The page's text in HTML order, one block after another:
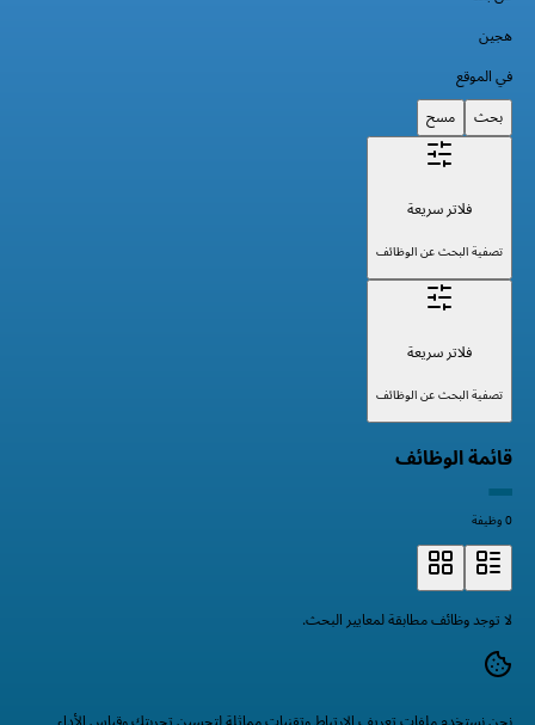
هجين
في الموقع
بحث
مسح
فلاتر سريعة
تصفية البحث عن الوظائف
فلاتر سريعة
تصفية البحث عن الوظائف
قائمة الوظائف
0 وظيفة
لا توجد وظائف مطابقة لمعايير البحث.